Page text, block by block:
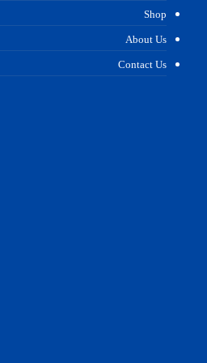
Shop
About Us
Contact Us